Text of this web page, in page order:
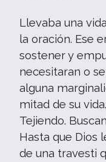
Llevaba una
la oración. Ese
sostener y
necesitaran o
alguna
mitad de su
Tejiendo.
Hasta que Dios
de una travesti